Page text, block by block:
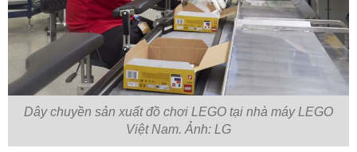
Dây chuyền sản xuất đồ chơi LEGO tại nhà máy LEGO
Việt Nam. Ảnh: LG